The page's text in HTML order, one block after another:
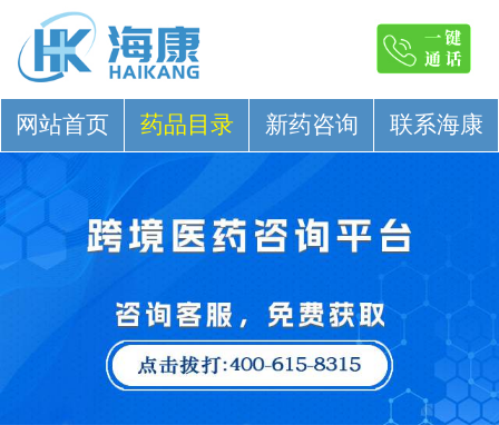
网站首页 药品目录 新药咨询 联系海康